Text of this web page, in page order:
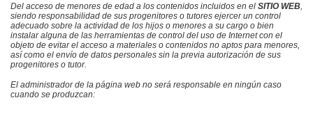
Del acceso de menores de edad a los contenidos incluidos en el SITIO WEB
siendo responsabilidad de sus progenitores o tutores ejercer un control
adecuado sobre la actividad de los hijos o menores a su cargo o bien
instalar alguna de las herramientas de control del uso de Internet con el
objeto de evitar el acceso a materiales o contenidos no aptos para menores,
así como el envío de datos personales sin la previa autorización de sus
progenitores o tutor.
El administrador de la página web no será responsable en ningún caso
cuando se produzcan: